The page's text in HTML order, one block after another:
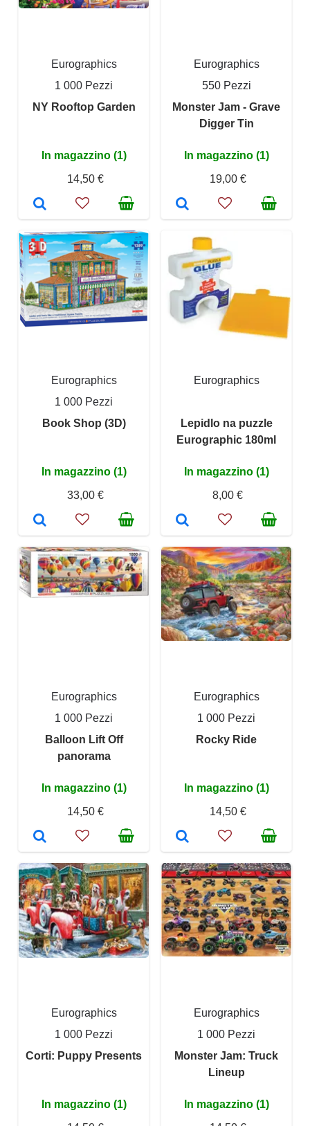
Eurographics
1 000 Pezzi
NY Rooftop Garden
In magazzino (1)
14,50 €
Eurographics
550 Pezzi
Monster Jam - Grave
Digger Tin
In magazzino (1)
19,00 €
Eurographics
1 000 Pezzi
Book Shop (3D)
In magazzino (1)
33,00 €
Eurographics
Lepidlo na puzzle
Eurographic 180ml
In magazzino (1)
8,00 €
Eurographics
1 000 Pezzi
Balloon Lift Off
panorama
In magazzino (1)
14,50 €
Eurographics
1 000 Pezzi
Rocky Ride
In magazzino (1)
14,50 €
Eurographics
1 000 Pezzi
Corti: Puppy Presents
In magazzino (1)
Eurographics
1 000 Pezzi
Monster Jam: Truck
Lineup
In magazzino (1)